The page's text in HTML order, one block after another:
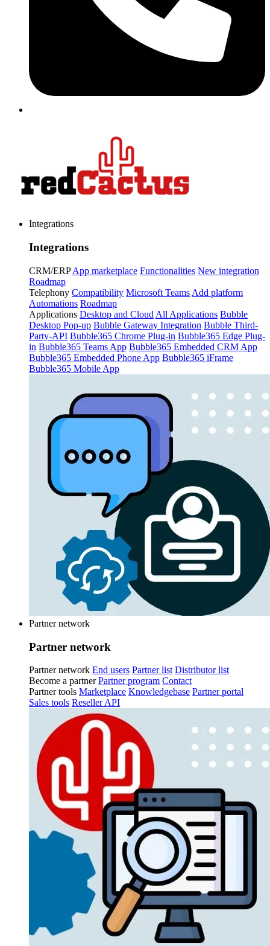
Integrations
Integrations
CRM/ERP App marketplace Functionalities New integration
Roadmap
Telephony Compatibility Microsoft Teams Add platform
Automations Roadmap
Applications Desktop and Cloud All Applications Bubble
Desktop Pop-up Bubble Gateway Integration Bubble Third-
Party-API Bubble365 Chrome Plug-in Bubble365 Edge Plug-
in Bubble365 Teams App Bubble365 Embedded CRM App
Bubble365 Embedded Phone App Bubble365 iFrame
Bubble365 Mobile App
Partner network
Partner network
Partner network End users Partner list Distributor list
Become a partner Partner program Contact
Partner tools Marketplace Knowledgebase Partner portal
Sales tools Reseller API